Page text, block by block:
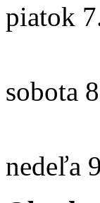
piatok
sobota
nedeľa